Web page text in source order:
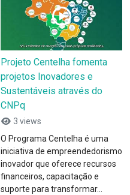
Projeto Centelha fomenta
projetos Inovadores e
Sustentáveis através do
CNPq
3 views
O Programa Centelha é uma
iniciativa de empreendedorismo
inovador que oferece recursos
financeiros, capacitação e
suporte para transformar...